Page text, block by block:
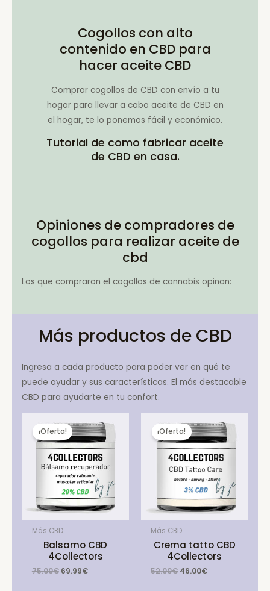
Cogollos con alto
contenido en CBD para
hacer aceite CBD
Comprar cogollos de CBD con envío a tu
hogar para llevar a cabo aceite de CBD en
el hogar, te lo ponemos fácil y económico.
Tutorial de como fabricar aceite
de CBD en casa.
Opiniones de compradores de
cogollos para realizar aceite de
cbd
Los que compraron el cogollos de cannabis opinan:
Más productos de CBD
Ingresa a cada producto para poder ver en qué te
puede ayudar y sus características. El más destacable
CBD para ayudarte en tu confort.
¡Oferta!
Más CBD
Balsamo CBD
4Collectors
75.00€ Original
69.99€Current
¡Oferta!
Más CBD
Crema tatto CBD
4Collectors
52.00€ Original
46.00€Current